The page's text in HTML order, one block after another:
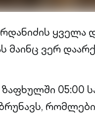
ყველა
მაინც ვერ
05:00